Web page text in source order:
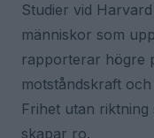
Studier vid
människor som
rapporterar högre
motståndskraft
Frihet utan
skapar ro.